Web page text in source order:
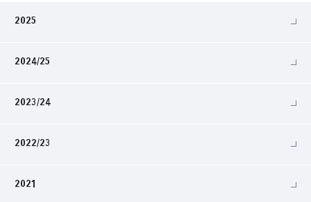
2025
2024/25
2023/24
2022/23
2021